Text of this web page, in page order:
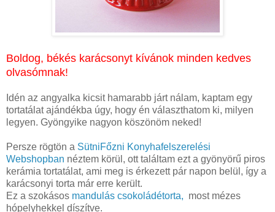
Boldog, békés karácsonyt kívánok minden kedves
olvasómnak!
Idén az angyalka kicsit hamarabb járt nálam, kaptam egy
tortatálat ajándékba úgy, hogy én választhatom ki, milyen
legyen. Gyöngyike nagyon köszönöm neked!
Persze rögtön a SütniFőzni Konyhafelszerelési
Webshopban néztem körül, ott találtam ezt a gyönyörű piros
kerámia tortatálat, ami meg is érkezett pár napon belül, így a
karácsonyi torta már erre került.
Ez a szokásos mandulás csokoládétorta, most mézes
hópelyhekkel díszítve.